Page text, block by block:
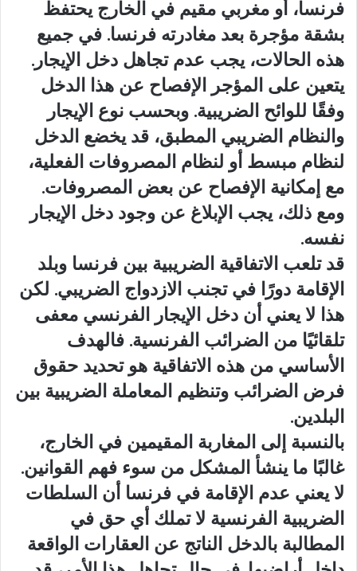
فرنسا، أو مغربي مقيم في الخارج يحتفظ
بشقة مؤجرة بعد مغادرته فرنسا. في جميع
هذه الحالات، يجب عدم تجاهل دخل الإيجار.
يتعين على المؤجر الإفصاح عن هذا الدخل
وفقًا للوائح الضريبية. وبحسب نوع الإيجار
والنظام الضريبي المطبق، قد يخضع الدخل
لنظام مبسط أو لنظام المصروفات الفعلية،
مع إمكانية الإفصاح عن بعض المصروفات.
ومع ذلك، يجب الإبلاغ عن وجود دخل الإيجار
نفسه.
قد تلعب الاتفاقية الضريبية بين فرنسا وبلد
الإقامة دورًا في تجنب الازدواج الضريبي. لكن
هذا لا يعني أن دخل الإيجار الفرنسي معفى
تلقائيًا من الضرائب الفرنسية. فالهدف
الأساسي من هذه الاتفاقية هو تحديد حقوق
فرض الضرائب وتنظيم المعاملة الضريبية بين
البلدين.
بالنسبة إلى المغاربة المقيمين في الخارج،
غالبًا ما ينشأ المشكل من سوء فهم القوانين.
لا يعني عدم الإقامة في فرنسا أن السلطات
الضريبية الفرنسية لا تملك أي حق في
المطالبة بالدخل الناتج عن العقارات الواقعة